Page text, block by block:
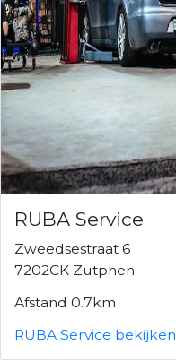
RUBA Service
Zweedsestraat 6
7202CK Zutphen
Afstand 0.7km
RUBA Service bekijken